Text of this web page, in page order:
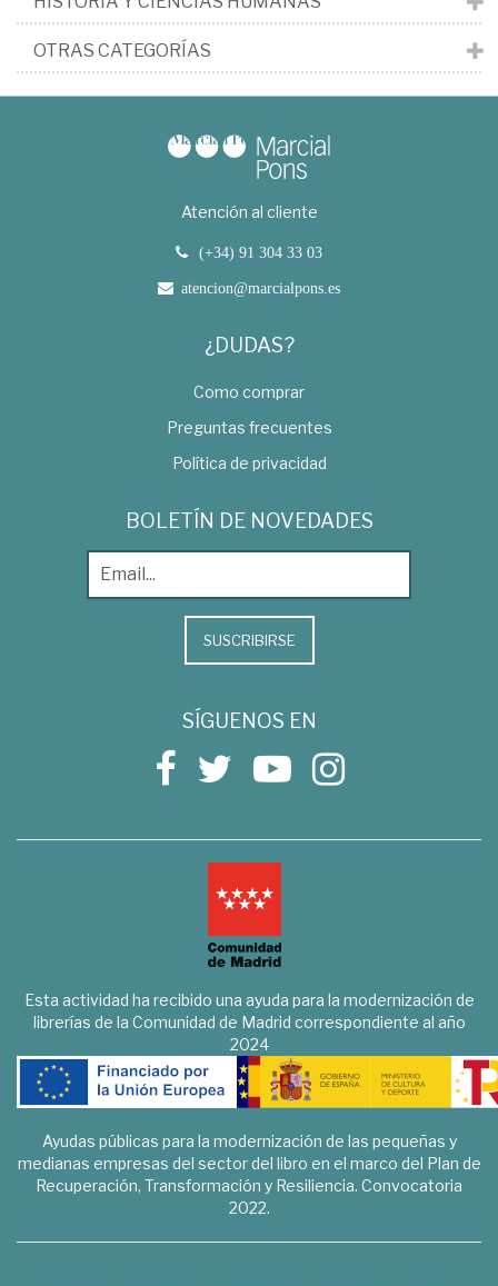
OTRAS CATEGORÍAS
Atención al cliente
(+34) 91 304 33 03
atencion@marcialpons.es
¿DUDAS?
Como comprar
Preguntas frecuentes
Política de privacidad
BOLETÍN DE NOVEDADES
SUSCRIBIRSE
SÍGUENOS EN
Esta actividad ha recibido una ayuda para la modernización de
librerías de la Comunidad de Madrid correspondiente al año
2024
Ayudas públicas para la modernización de las pequeñas y
medianas empresas del sector del libro en el marco del Plan de
Recuperación, Transformación y Resiliencia. Convocatoria
2022.